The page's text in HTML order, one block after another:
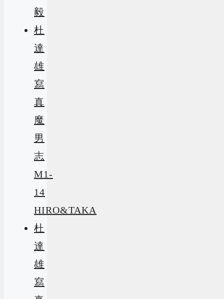
毅
杜
達
雄
寫
真
魔
男
志
M1-
14
HIRO&TAKA
杜
達
雄
寫